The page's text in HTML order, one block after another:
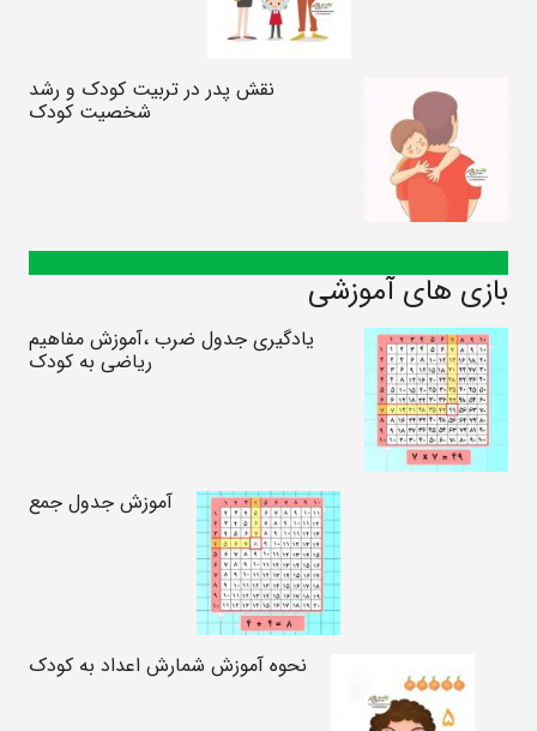
نقش پدر در تربیت کودک و رشد
شخصیت کودک
بازی های آموزشی
یادگیری جدول ضرب ،آموزش مفاهیم
ریاضی به کودک
آموزش جدول جمع
نحوه آموزش شمارش اعداد به کودک